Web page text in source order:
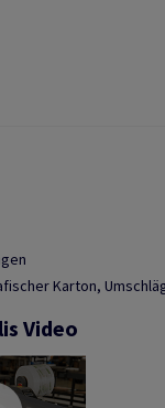
Karton,
Video